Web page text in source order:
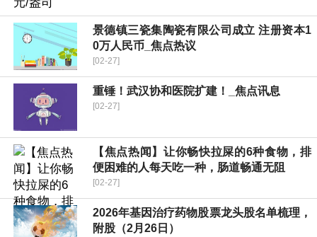
景德镇三瓷集陶瓷有限公司成立 注册资本1
0万人民币_焦点热议
[02-27]
重锤！武汉协和医院扩建！_焦点讯息
[02-27]
【焦点热闻】让你畅快拉屎的6种食物，排
便困难的人每天吃一种，肠道畅通无阻
[02-27]
2026年基因治疗药物股票龙头股名单梳理，
附股（2月26日）